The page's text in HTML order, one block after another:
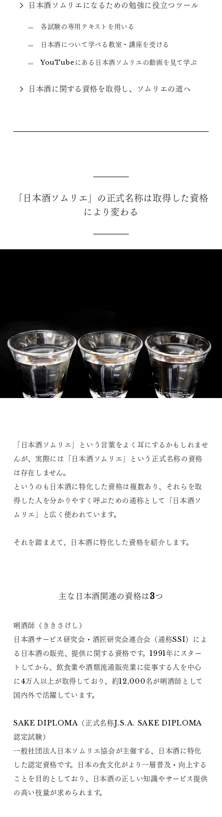
日本酒ソムリエになるための勉強に役立つツール
各試験の専用テキストを用いる
日本酒について学べる教室・講座を受ける
YouTubeにある日本酒ソムリエの動画を見て学ぶ
日本酒に関する資格を取得し、ソムリエの道へ
「日本酒ソムリエ」の正式名称は取得した資格
により変わる
「日本酒ソムリエ」という言葉をよく耳にするかもしれませ
んが、実際には「日本酒ソムリエ」という正式名称の資格
は存在しません。
というのも日本酒に特化した資格は複数あり、それらを取
得した人を分かりやすく呼ぶための通称として「日本酒ソ
ムリエ」と広く使われています。
それを踏まえて、日本酒に特化した資格を紹介します。
主な日本酒関連の資格は3つ
唎酒師（ききさけし）
日本酒サービス研究会・酒匠研究会連合会（通称SSI）によ
る日本酒の販売、提供に関する資格です。1991年にスター
トしてから、飲食業や酒類流通販売業に従事する人を中心
に4万人以上が取得しており、約12,000名が唎酒師として
国内外で活躍しています。
SAKE DIPLOMA（正式名称J.S.A. SAKE DIPLOMA
認定試験）
一般社団法人日本ソムリエ協会が主催する、日本酒に特化
した認定資格です。日本の食文化がより一層普及・向上する
ことを目的としており、日本酒の正しい知識やサービス提供
の高い技量が求められます。